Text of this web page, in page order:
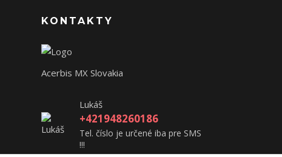
KONTAKTY
Acerbis MX Slovakia
Lukáš
+421948260186
Tel. číslo je určené iba pre SMS
!!!